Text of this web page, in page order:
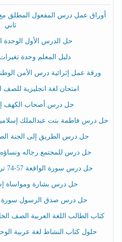
أوراق عمل درس المفعول المطلق
ثاني
حل الدرس الأول الوحدة
دليل المعلم وحدة
ورقة عمل إثرائية درس الأمن
امتحان لغة انجليزية للصف
حل درس أصحاب الكهف
حل درس فاطمة بنت عبدالملك
حل درس الطريق إلى الجنة
حل درس للمجتمع رجاله
حل درس سورة الواقعة 57-74 تربية اسلامية الصف التاسع
حل درس بشارة ومواساة
حل درس صدق الرسول سورة يس 1-12
كتاب الطالب اللغة العربية الصف الخامس
حلول كتاب النشاط لغة عربية